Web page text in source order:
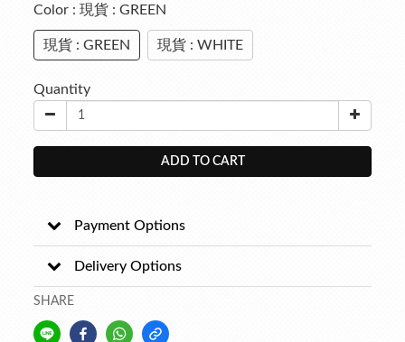
Color : 現貨 : GREEN
現貨 : GREEN 現貨 : WHITE
Quantity
ADD TO CART
Payment Options
Delivery Options
SHARE